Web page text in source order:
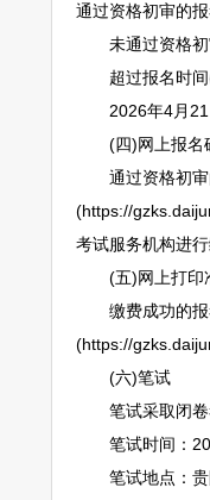
通过资格初审的
未通过资格初审
超过报名时间
2026年4月21日
(四)网上报名
通过资格初审
(https://
考试服务机构进
(五)网上打印
缴费成功的报
(https://
(六)笔试
笔试采取闭卷考
笔试时间：
笔试地点：